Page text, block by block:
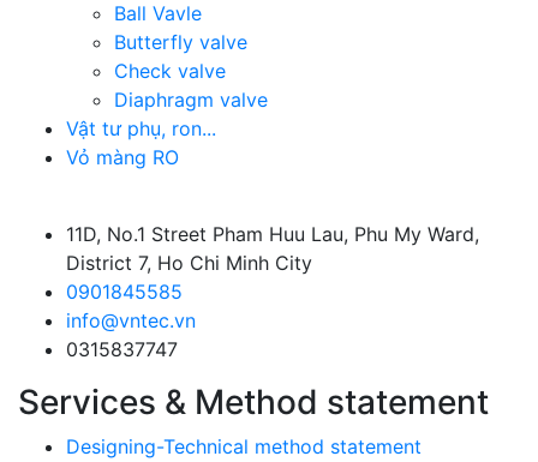
Ball Vavle
Butterfly valve
Check valve
Diaphragm valve
Vật tư phụ, ron...
Vỏ màng RO
11D, No.1 Street Pham Huu Lau, Phu My Ward,
District 7, Ho Chi Minh City
0901845585
info@vntec.vn
0315837747
Services & Method statement
Designing-Technical method statement